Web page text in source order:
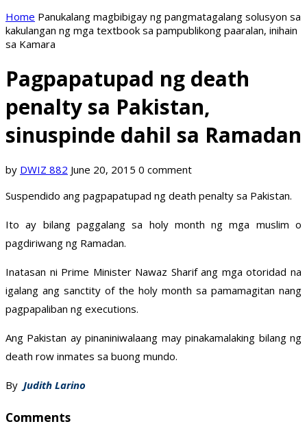
Home Panukalang magbibigay ng pangmatagalang solusyon sa
kakulangan ng mga textbook sa pampublikong paaralan, inihain
sa Kamara
Pagpapatupad ng death
penalty sa Pakistan,
sinuspinde dahil sa Ramadan
by DWIZ 882 June 20, 2015 0 comment
Suspendido ang pagpapatupad ng death penalty sa Pakistan.
Ito ay bilang paggalang sa holy month ng mga muslim o
pagdiriwang ng Ramadan.
Inatasan ni Prime Minister Nawaz Sharif ang mga otoridad na
igalang ang sanctity of the holy month sa pamamagitan nang
pagpapaliban ng executions.
Ang Pakistan ay pinaniniwalaang may pinakamalaking bilang ng
death row inmates sa buong mundo.
By Judith Larino
Comments